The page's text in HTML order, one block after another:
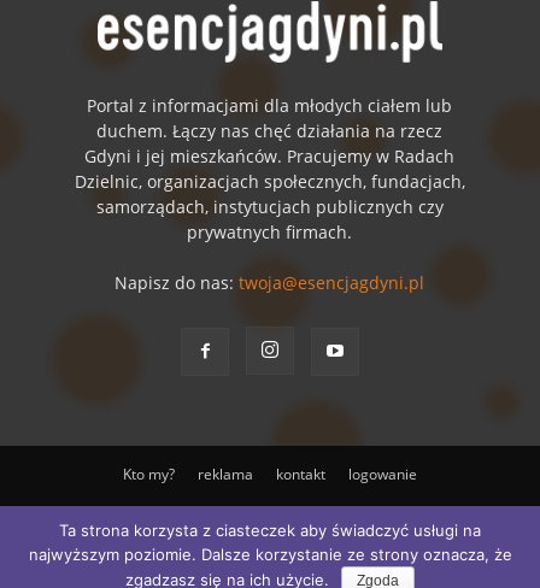
Portal z informacjami dla młodych ciałem lub
duchem. Łączy nas chęć działania na rzecz
Gdyni i jej mieszkańców. Pracujemy w Radach
Dzielnic, organizacjach społecznych, fundacjach,
samorządach, instytucjach publicznych czy
prywatnych firmach.
Napisz do nas:twoja@esencjagdyni.pl
Kto my? reklama kontakt logowanie
Go to mobile version
Ta strona korzysta z ciasteczek aby świadczyć usługi na
najwyższym poziomie. Dalsze korzystanie ze strony oznacza, że
zgadzasz się na ich użycie.
Zgoda